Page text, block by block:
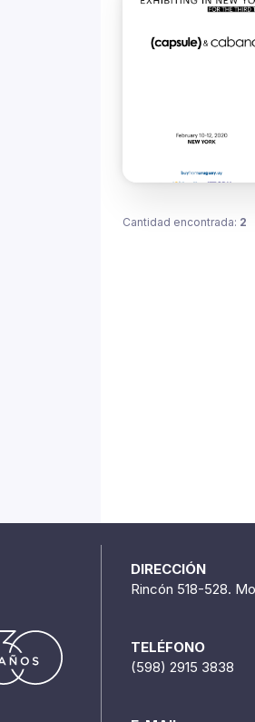
Cantidad encontrada: 2
DIRECCIÓN
Rincón 518-528.
TELÉFONO
(598) 2915 3838